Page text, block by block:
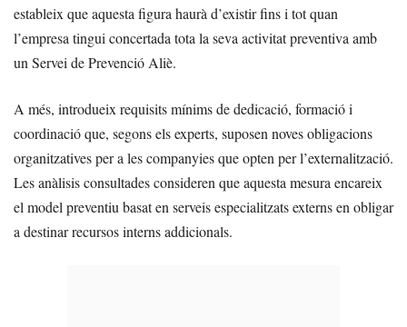
estableix que aquesta figura haurà d’existir fins i tot quan
l’empresa tingui concertada tota la seva activitat preventiva amb
un Servei de Prevenció Aliè.
A més, introdueix requisits mínims de dedicació, formació i
coordinació que, segons els experts, suposen noves obligacions
organitzatives per a les companyies que opten per l’externalització.
Les anàlisis consultades consideren que aquesta mesura encareix
el model preventiu basat en serveis especialitzats externs en obligar
a destinar recursos interns addicionals.